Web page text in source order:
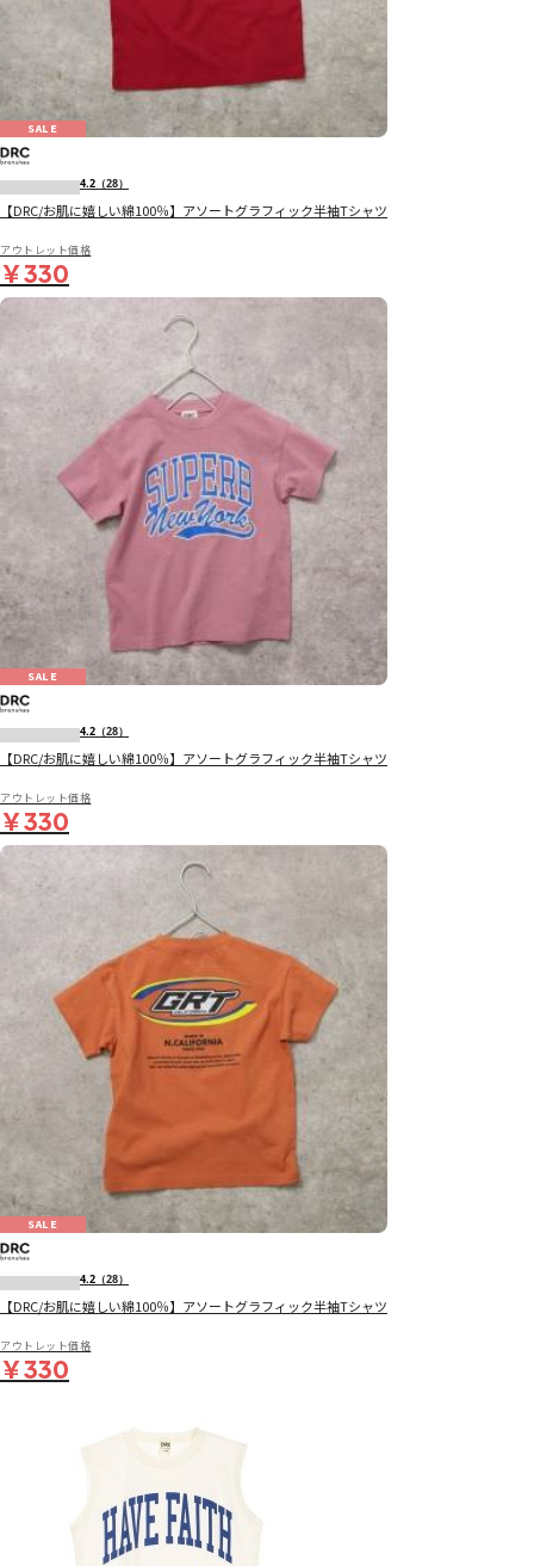
SALE
4.2 （28）
【DRC/お肌に嬉しい綿100％】アソートグラフィック半袖Tシャツ
アウトレット価格
￥330
SALE
4.2 （28）
【DRC/お肌に嬉しい綿100％】アソートグラフィック半袖Tシャツ
アウトレット価格
￥330
SALE
4.2 （28）
【DRC/お肌に嬉しい綿100％】アソートグラフィック半袖Tシャツ
アウトレット価格
￥330